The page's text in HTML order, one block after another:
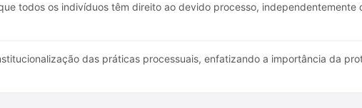
todos os indivíduos têm direito ao devido processo, independentemente
das práticas processuais, enfatizando a importância da